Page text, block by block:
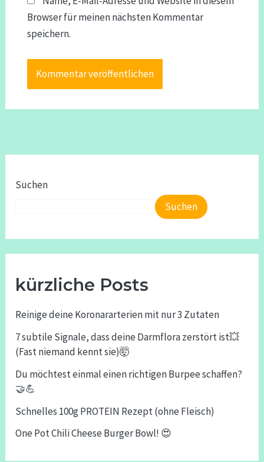
Browser für meinen nächsten Kommentar
speichern.
Suchen
Suchen
kürzliche Posts
Reinige deine Koronararterien mit nur 3 Zutaten
7 subtile Signale, dass deine Darmflora zerstört ist💥
(Fast niemand kennt sie)🤯
Du möchtest einmal einen richtigen Burpee schaffen?
🤝💪
Schnelles 100g PROTEIN Rezept (ohne Fleisch)
One Pot Chili Cheese Burger Bowl! 😍